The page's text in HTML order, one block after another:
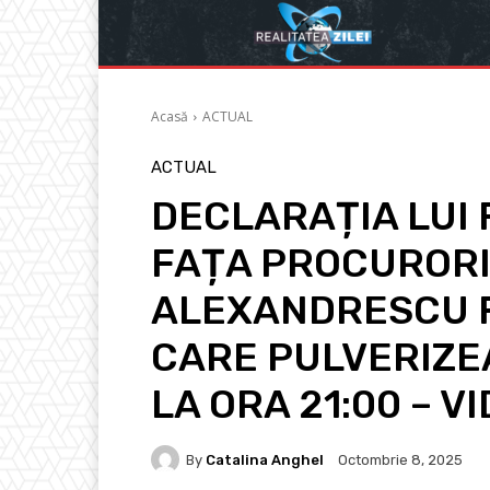
Acasă ACTUAL
ACTUAL
DECLARAȚIA LUI
FAȚA
ALEXANDRESCU
CARE
LA ORA 21:00 –
By Catalina Anghel Octombrie 8, 2025